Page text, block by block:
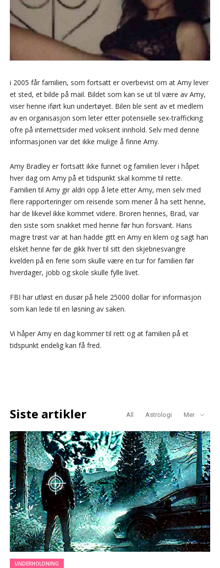
i 2005 får familien, som fortsatt er overbevist om at Amy lever
et sted, et bilde på mail. Bildet som kan se ut til være av Amy,
viser henne iført kun undertøyet. Bilen ble sent av et medlem
av en organisasjon som leter etter potensielle sex-trafficking
ofre på internettsider med voksent innhold. Selv med denne
informasjonen var det ikke mulige å finne Amy.
Amy Bradley er fortsatt ikke funnet og familien lever i håpet
hver dag om Amy på et tidspunkt skal komme til rette.
Familien til Amy gir aldri opp å lete etter Amy, men selv med
flere rapporteringer om reisende som mener å ha sett henne,
har de likevel ikke kommet videre. Broren hennes, Brad, var
den siste som snakket med henne før hun forsvant. Hans
magre trøst var at han hadde gitt en Amy en klem og sagt han
elsket henne før de gikk hver til sitt den skjebnesvangre
kvelden på en ferie som skulle være en tur for familien før
hverdager, jobb og skole skulle fylle livet.
FBI har utløst en dusør på hele 25000 dollar for informasjon
som kan lede til en løsning av saken.
Vi håper Amy en dag kommer til rett og at familien på et
tidspunkt endelig kan få fred.
Siste artikler All Astrologi Mer
UNDERHOLDNING